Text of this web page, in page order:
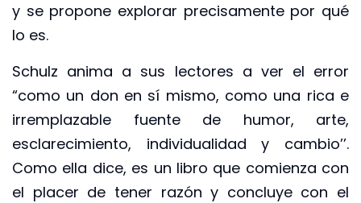
y se propone explorar precisamente por qué
lo es.
Schulz anima a sus lectores a ver el error
“como un don en sí mismo, como una rica e
irremplazable fuente de humor, arte,
esclarecimiento, individualidad y cambio’’.
Como ella dice, es un libro que comienza con
el placer de tener razón y concluye con el